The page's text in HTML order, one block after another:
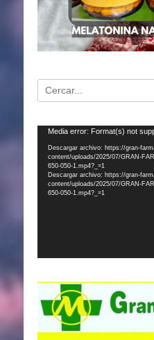
Buscar:
Reproductor
vídeo
Media error: Format(s) not
Descargar archivo: https://gran-
content/uploads/2025/07/GRAN-
650-050-1.mp4?_=1
Descargar archivo: https://gran-
content/uploads/2025/07/GRAN-
650-050-1.mp4?_=1